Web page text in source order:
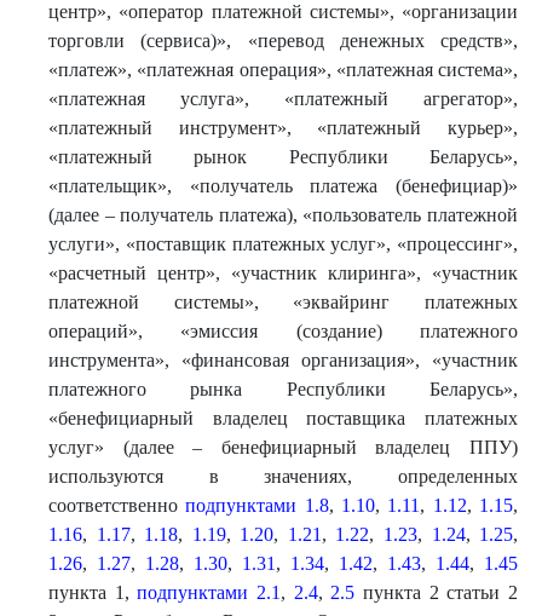
центр», «оператор платежной системы», «организации
торговли (сервиса)», «перевод денежных средств»,
«платеж», «платежная операция», «платежная система»,
«платежная услуга», «платежный агрегатор»,
«платежный инструмент», «платежный курьер»,
«платежный рынок Республики Беларусь»,
«плательщик», «получатель платежа (бенефициар)»
(далее – получатель платежа), «пользователь платежной
услуги», «поставщик платежных услуг», «процессинг»,
«расчетный центр», «участник клиринга», «участник
платежной системы», «эквайринг платежных
операций», «эмиссия (создание) платежного
инструмента», «финансовая организация», «участник
платежного рынка Республики Беларусь»,
«бенефициарный владелец поставщика платежных
услуг» (далее – бенефициарный владелец ППУ)
используются в значениях, определенных
соответственноподпунктами 1.8, 1.10, 1.11 , 1.12, 1.15,
1.16, 1.17, 1.18, 1.19, 1.20, 1.21 , 1.22, 1.23, 1.24, 1.25,
1.26, 1.27, 1.28, 1.30, 1.31 , 1.34, 1.42, 1.43, 1.44, 1.45
пункта 1,подпунктами 2.1 , 2.4, 2.5 пункта 2 статьи 2